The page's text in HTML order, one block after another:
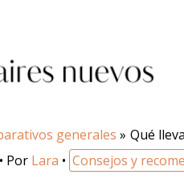
generales
Qué
• Por Lara • Consejos y